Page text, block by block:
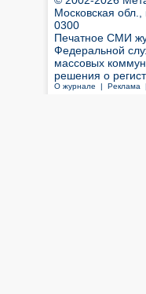
Московская
0300
Печатное СМИ
Федеральной
массовых
решения о
О журнале | Реклама